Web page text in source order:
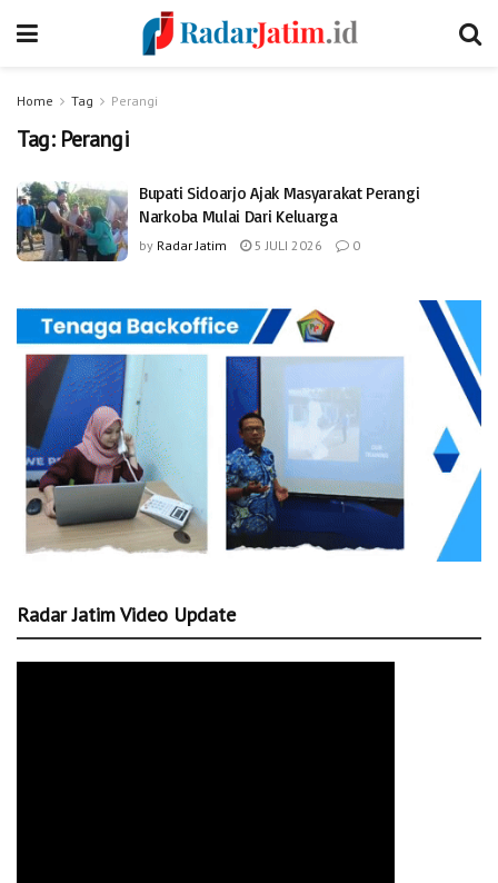
Home Tag Perangi
Tag: Perangi
Bupati Sidoarjo Ajak Masyarakat Perangi
Narkoba Mulai Dari Keluarga
by Radar Jatim 5 JULI 2026 0
Radar Jatim Video Update